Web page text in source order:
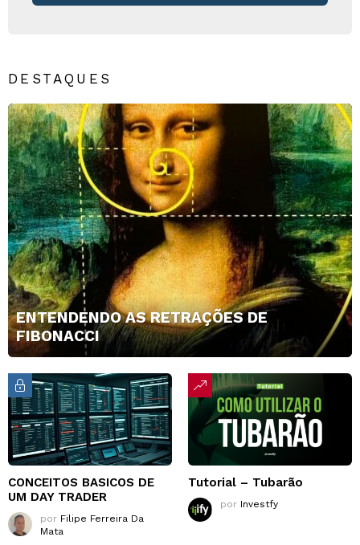
DESTAQUES
ENTENDENDO AS RETRAÇÕES DE
FIBONACCI
CONCEITOS BASICOS DE
UM DAY TRADER
por Filipe Ferreira Da
Mata
Tutorial – Tubarão
por Investfy